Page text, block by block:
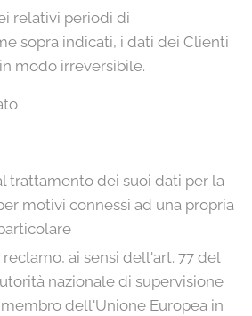
relativi periodi di
sopra indicati, i dati dei Clienti
modo irreversibile.
trattamento dei suoi dati per la
motivi connessi ad una propria
ai sensi dell'art. 77 del
nazionale di supervisione
dell'Unione Europea in